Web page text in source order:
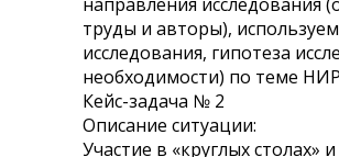
труды и авторы),
исследования, гипотеза
необходимости) по теме
Кейс-задача № 2
Описание ситуации:
Участие в «круглых столах» и